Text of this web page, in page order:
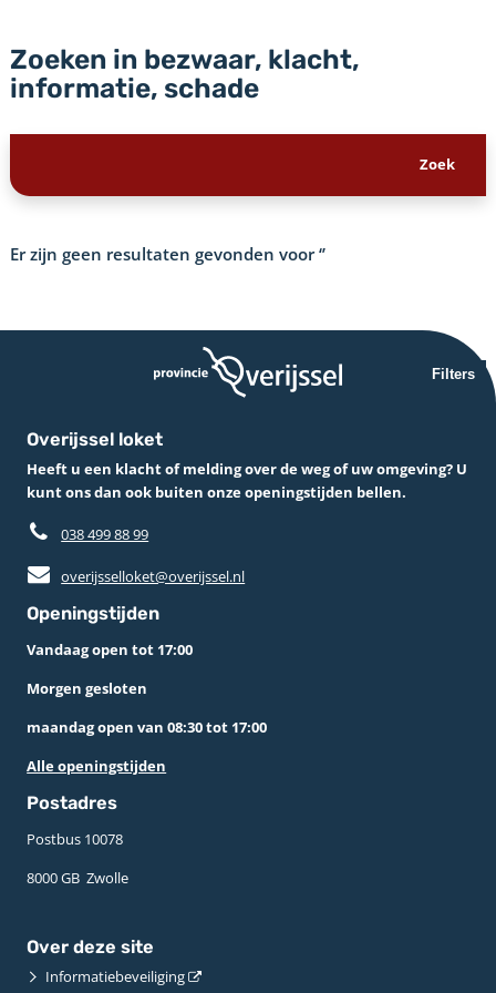
Zoeken in bezwaar, klacht,
informatie, schade
Er zijn geen resultaten gevonden voor‘’
Filters
Overijssel loket
Heeft u een klacht of melding over de weg of uw omgeving? U
kunt ons dan ook buiten onze openingstijden bellen.
038 499 88 99
overijsselloket@overijssel.nl
Openingstijden
Vandaag open tot 17:00
Morgen gesloten
maandag open van 08:30 tot 17:00
Alle openingstijden
Postadres
Postbus 10078 ­
8000 GB ­ Zwolle
Over deze site
Informatiebeveiliging